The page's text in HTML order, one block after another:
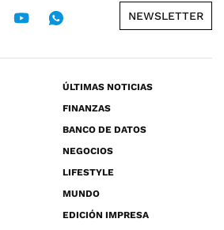
NEWSLETTER
ÚLTIMAS NOTICIAS
FINANZAS
BANCO DE DATOS
NEGOCIOS
LIFESTYLE
MUNDO
EDICIÓN IMPRESA